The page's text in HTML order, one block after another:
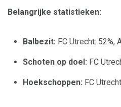
Belangrijke statistieken:
Balbezit: FC Utrecht: 52%,
Schoten op doel: FC
Hoekschoppen: FC